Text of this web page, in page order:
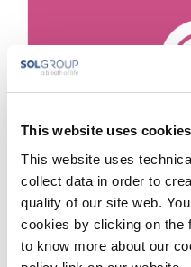
This website uses cookies
This website uses
collect data in order to
quality of our site web.
cookies by clicking on the
to know more about our
SMA